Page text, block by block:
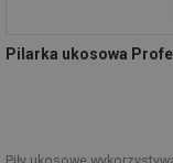
Pilarka ukosowa